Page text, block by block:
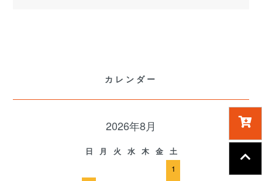
カレンダー
2026年8月
日 月 火 水 木 金
土
1